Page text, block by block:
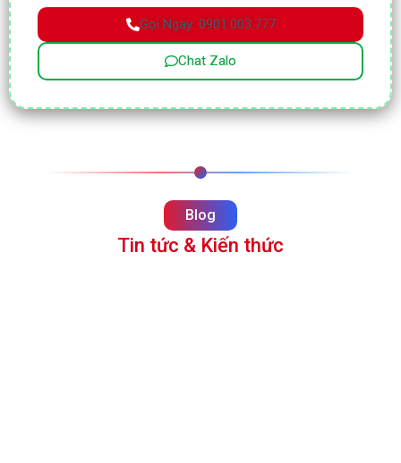
Gọi Ngay: 0901.003.777
Chat Zalo
Blog
Tin tức & Kiến thức